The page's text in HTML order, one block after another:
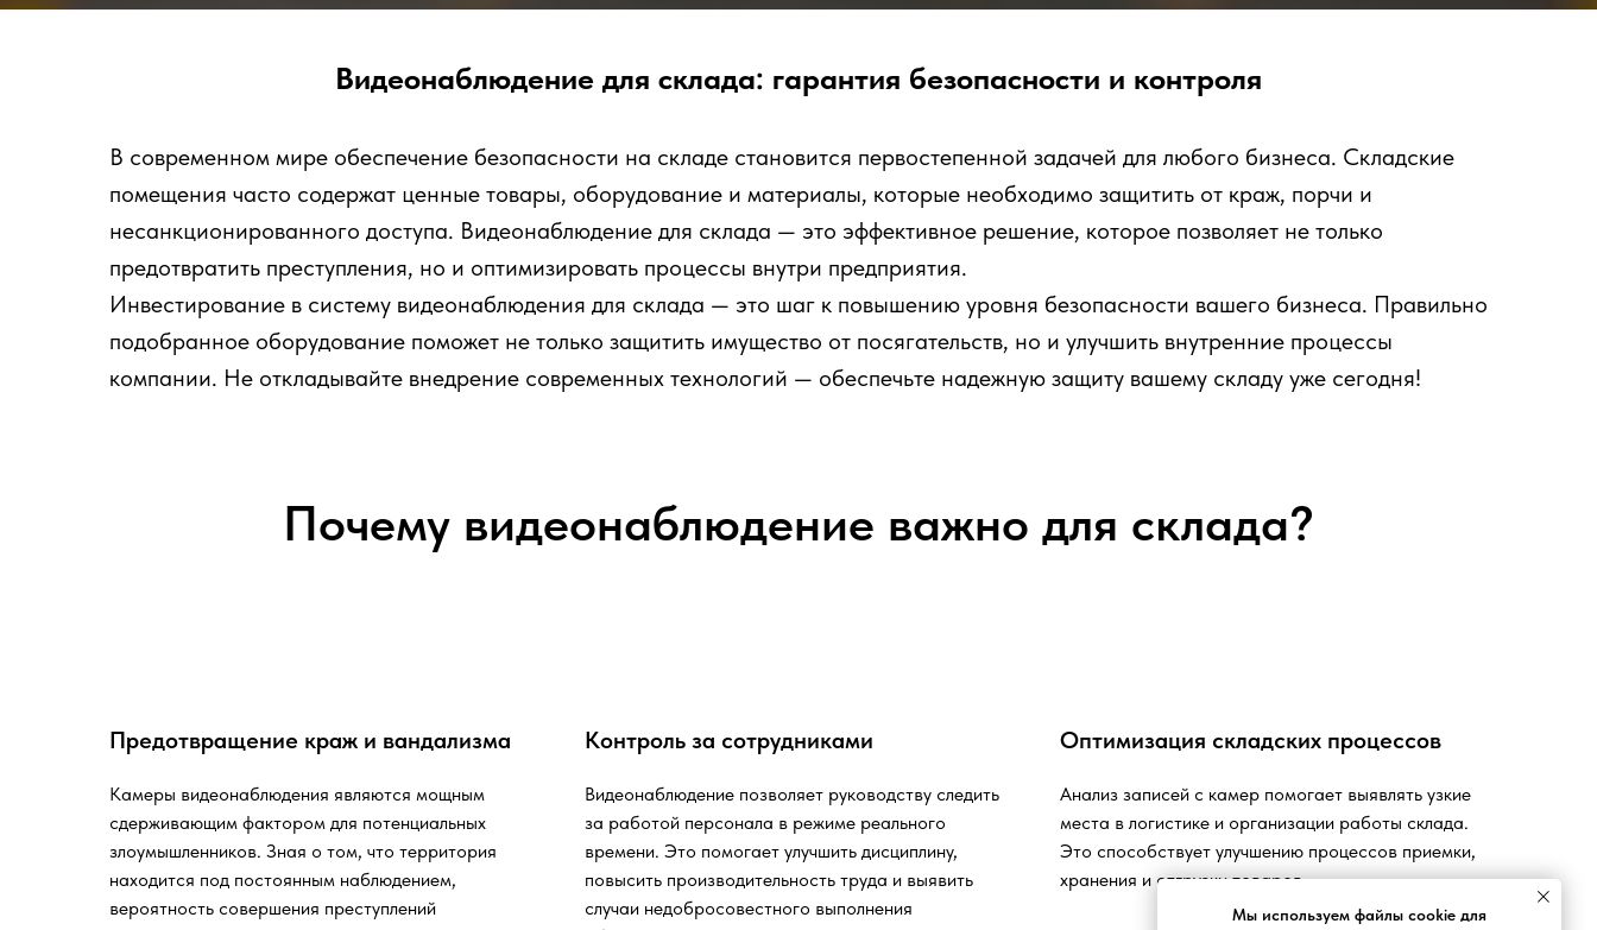
Видеонаблюдение для склада: гарантия безопасности и контроля
В современном мире обеспечение безопасности на складе становится первостепенной задачей для любого бизнеса. Складские
помещения часто содержат ценные товары, оборудование и материалы, которые необходимо защитить от краж, порчи и
несанкционированного доступа. Видеонаблюдение для склада — это эффективное решение, которое позволяет не только
предотвратить преступления, но и оптимизировать процессы внутри предприятия.
Инвестирование в систему видеонаблюдения для склада — это шаг к повышению уровня безопасности вашего бизнеса. Правильно
подобранное оборудование поможет не только защитить имущество от посягательств, но и улучшить внутренние процессы
компании. Не откладывайте внедрение современных технологий — обеспечьте надежную защиту вашему складу уже сегодня!
Почему видеонаблюдение важно для склада?
Предотвращение краж и вандализма
Камеры видеонаблюдения являются мощным
сдерживающим фактором для потенциальных
злоумышленников. Зная о том, что территория
находится под постоянным наблюдением,
вероятность совершения преступлений
Контроль за сотрудниками
Видеонаблюдение позволяет руководству следить
за работой персонала в режиме реального
времени. Это помогает улучшить дисциплину,
повысить производительность труда и выявить
случаи недобросовестного выполнения
Оптимизация складских процессов
Анализ записей с камер помогает выявлять узкие
места в логистике и организации работы склада.
Это способствует улучшению процессов приемки,
хранения и отгрузки товаров.
Мы используем файлы cookie для